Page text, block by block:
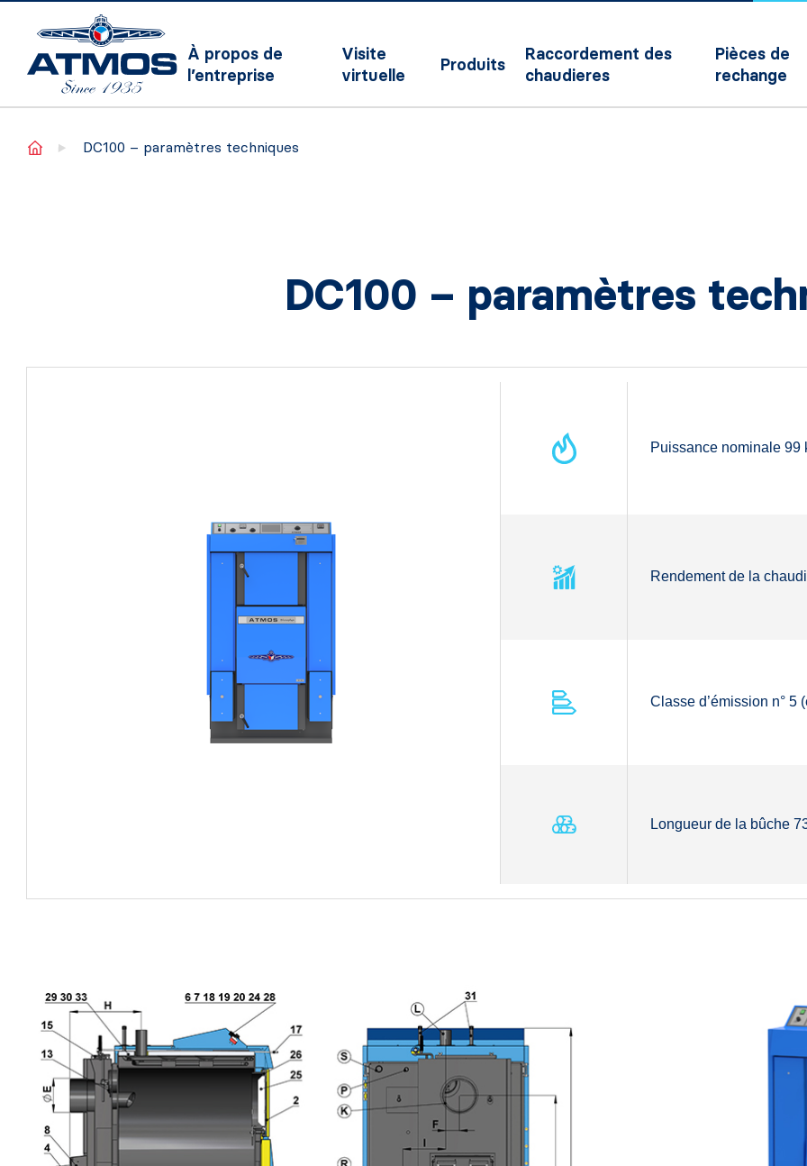
À propos de
l’entreprise
Visite
virtuelle
Produits
Raccordement des
chaudieres
Pièces de
rechange
Home DC100 – paramètres techniques
DC100 – paramètres
Puissance nominale 99
Rendement de la
Classe d’émission n° 5
Longueur de la bûche